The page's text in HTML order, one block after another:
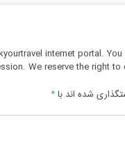
internet portal.
We reserve the right
شده اند با*